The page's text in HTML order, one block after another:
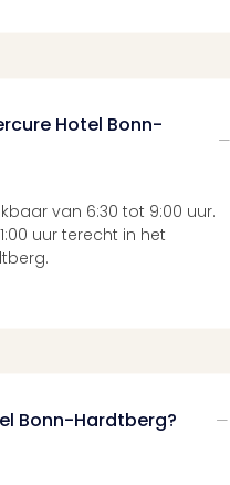
Hotel Bonn-
van 6:30 tot 9:00 uur.
uur terecht in het
Bonn-Hardtberg?